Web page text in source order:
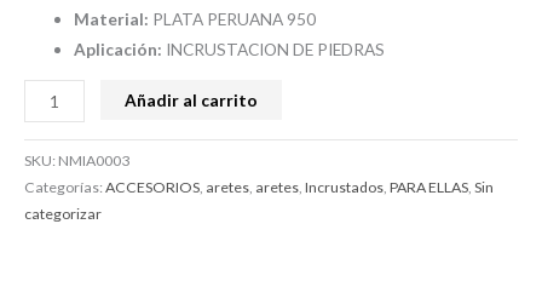
Material: PLATA PERUANA 950
Aplicación: INCRUSTACION DE PIEDRAS
Añadir al carrito
SKU: NMIA0003
Categorías:ACCESORIOS, aretes, aretes, Incrustados, PARA ELLAS, Sin
categorizar